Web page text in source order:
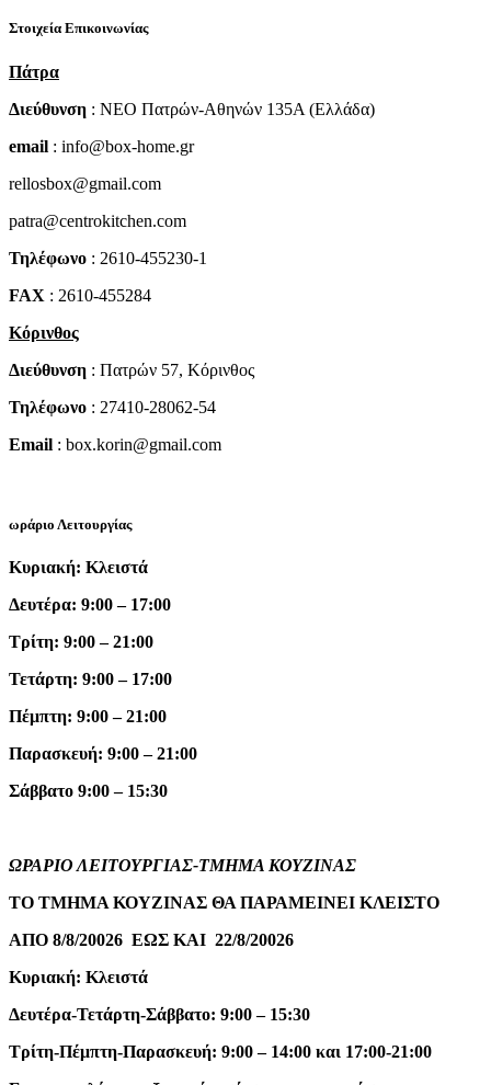
Στοιχεία Επικοινωνίας
Πάτρα
Διεύθυνση : NEO Πατρών-Αθηνών 135Α (Ελλάδα)
email : info@box-home.gr
rellosbox@gmail.com
patra@centrokitchen.com
Τηλέφωνο : 2610-455230-1
FAX : 2610-455284
Κόρινθος
Διεύθυνση : Πατρών 57, Κόρινθος
Τηλέφωνο : 27410-28062-54
Email : box.korin@gmail.com
ωράριο Λειτουργίας
Κυριακή: Κλειστά
Δευτέρα: 9:00 – 17:00
Τρίτη: 9:00 – 21:00
Τετάρτη: 9:00 – 17:00
Πέμπτη: 9:00 – 21:00
Παρασκευή: 9:00 – 21:00
Σάββατο 9:00 – 15:30
ΩΡΑΡΙΟ ΛΕΙΤΟΥΡΓΙΑΣ-ΤΜΗΜΑ ΚΟΥΖΙΝΑΣ
ΤΟ ΤΜΗΜΑ ΚΟΥΖΙΝΑΣ ΘΑ ΠΑΡΑΜΕΙΝΕΙ ΚΛΕΙΣΤΟ
ΑΠΟ 8/8/20026 ΕΩΣ ΚΑΙ 22/8/20026
Κυριακή: Κλειστά
Δευτέρα-Τετάρτη-Σάββατο: 9:00 – 15:30
Τρίτη-Πέμπτη-Παρασκευή: 9:00 – 14:00 και 17:00-21:00